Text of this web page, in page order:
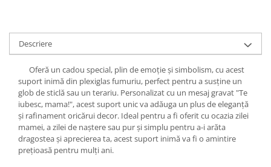
Cu stergere
Linere
Pixuri
Rollere
Stilouri
Laminatoare si accesorii
Liniare , truse geometrie
Lipici
Descriere
Oferă un cadou special, plin de emoție și simbolism, cu acest
suport inimă din plexiglas fumuriu, perfect pentru a susține un
glob de sticlă sau un terariu. Personalizat cu un mesaj gravat "Te
iubesc, mama!", acest suport unic va adăuga un plus de eleganță
și rafinament oricărui decor. Ideal pentru a fi oferit cu ocazia zilei
mamei, a zilei de naștere sau pur și simplu pentru a-i arăta
dragostea și aprecierea ta, acest suport inimă va fi o amintire
prețioasă pentru mulți ani.